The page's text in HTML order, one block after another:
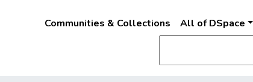
Communities & Collections All of DSpace